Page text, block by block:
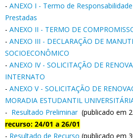
- ANEXO I - Termo de
Prestadas
- ANEXO II - TERMO DE
- ANEXO III - DECLARAÇÃO DE
SOCIOECONÔMICO
- ANEXO IV - SOLICITAÇÃO DE
INTERNATO
- ANEXO V - SOLICITAÇÃO DE
MORADIA ESTUDANTIL
- Resultado Preliminar (publicado em
recurso: 24/01 a 26/01
- Resultado de Recurso (publicado em